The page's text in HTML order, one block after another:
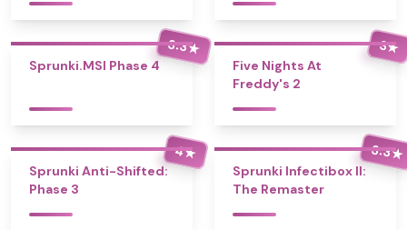
3.3★
Sprunki.MSI Phase 4
3★
Five Nights At
Freddy's 2
4★
Sprunki Anti-Shifted:
Phase 3
3.3★
Sprunki Infectibox II:
The Remaster